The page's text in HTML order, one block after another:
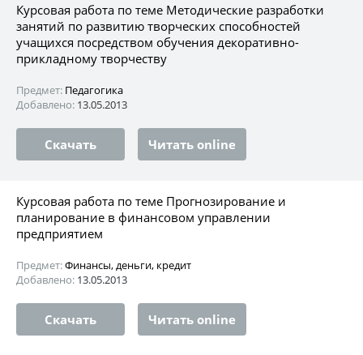
Курсовая работа по теме Методические разработки
занятий по развитию творческих способностей
учащихся посредством обучения декоративно-
прикладному творчеству
Предмет: Педагогика
Добавлено: 13.05.2013
Скачать Читать online
Курсовая работа по теме Прогнозирование и
планирование в финансовом управлении
предприятием
Предмет:Финансы, деньги, кредит
Добавлено: 13.05.2013
Скачать Читать online